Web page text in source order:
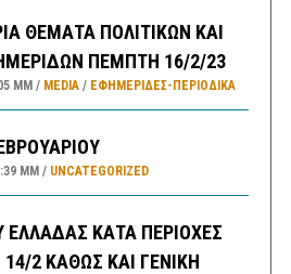
ΘΕΜΑΤΑ ΠΟΛΙΤΙΚΩΝ ΚΑΙ
ΠΕΜΠΤΗ 16/2/23
ΜΜ MEDIA/ ΕΦΗΜΕΡΊΔΕΣ-ΠΕΡΙΟΔΙΚΆ
ΜΜ UNCATEGORIZED
ΕΛΛΑΔΑΣ ΚΑΤΑ ΠΕΡΙΟΧΕΣ
2 ΚΑΘΩΣ ΚΑΙ ΓΕΝΙΚΗ